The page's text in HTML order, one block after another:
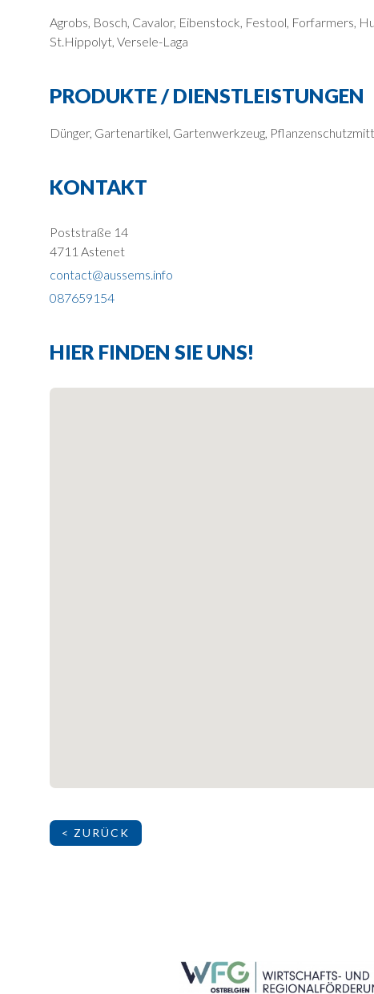
Agrobs, Bosch, Cavalor, Eibenstock, Festool, Forfarmers,
St.Hippolyt, Versele-Laga
PRODUKTE / DIENSTLEISTUNGEN
Dünger, Gartenartikel, Gartenwerkzeug,
KONTAKT
Poststraße 14
4711 Astenet
contact@aussems.info
087659154
HIER FINDEN SIE UNS!
< ZURÜCK